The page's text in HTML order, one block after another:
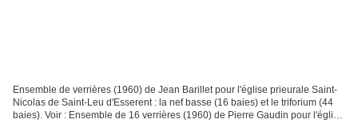
Ensemble de verrières (1960) de Jean Barillet pour l'église prieurale Saint-
Nicolas de Saint-Leu d'Esserent : la nef basse (16 baies) et le triforium (44
baies). Voir : Ensemble de 16 verrières (1960) de Pierre Gaudin pour l'église